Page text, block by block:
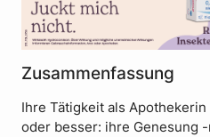
Zusammenfassung
Ihre Tätigkeit als
oder besser: ihre Genesung